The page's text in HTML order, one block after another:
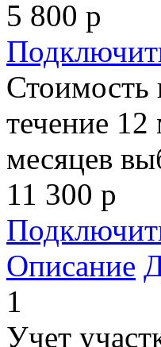
5 800 р
Стоимость
течение 12
месяцев
11 300 р
Описание
1
Учет